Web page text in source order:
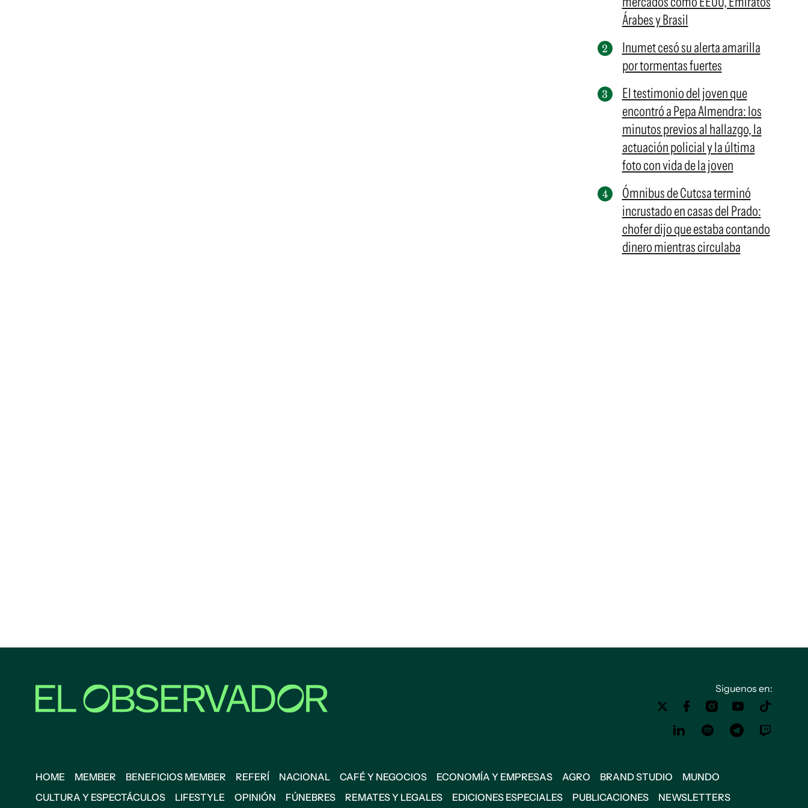
Árabes y Brasil
Inumet cesó su alerta amarilla
por tormentas fuertes
El testimonio del joven que
encontró a Pepa Almendra: los
minutos previos al hallazgo, la
actuación policial y la última
foto con vida de la joven
Ómnibus de Cutcsa terminó
incrustado en casas del Prado:
chofer dijo que estaba contando
dinero mientras circulaba
Siguenos en:
HOME MEMBER BENEFICIOS MEMBER REFERÍ NACIONAL CAFÉ Y NEGOCIOS ECONOMÍA Y EMPRESAS AGRO BRAND STUDIO
MUNDO
CULTURA Y ESPECTÁCULOS
LIFESTYLE OPINIÓN FÚNEBRES REMATES Y LEGALES EDICIONES ESPECIALES PUBLICACIONES NEWSLETTERS